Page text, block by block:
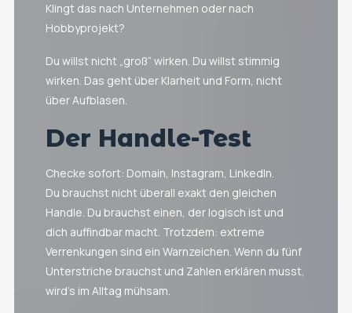
Klingt das nach Unternehmen oder nach
Hobbyprojekt?
Du willst nicht „groß“ wirken. Du willst stimmig
wirken. Das geht über Klarheit und Form, nicht
über Aufblasen.
Der Handle-Test
Checke sofort: Domain, Instagram, LinkedIn.
Du brauchst nicht überall exakt den gleichen
Handle. Du brauchst einen, der logisch ist und
dich auffindbar macht. Trotzdem: extreme
Verrenkungen sind ein Warnzeichen. Wenn du fünf
Unterstriche brauchst und Zahlen erklären musst,
wird’s im Alltag mühsam.